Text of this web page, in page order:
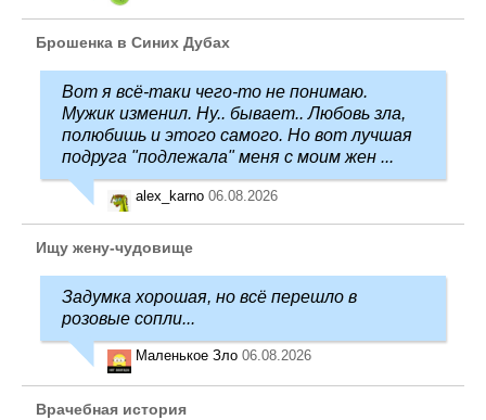
Брошенка в Синих Дубах
Вот я всё-таки чего-то не понимаю.
Мужик изменил. Ну.. бывает.. Любовь зла,
полюбишь и этого самого. Но вот лучшая
подруга "подлежала" меня с моим жен ...
alex_karno 06.08.2026
Ищу жену-чудовище
Задумка хорошая, но всё перешло в
розовые сопли...
Маленькое Зло 06.08.2026
Врачебная история